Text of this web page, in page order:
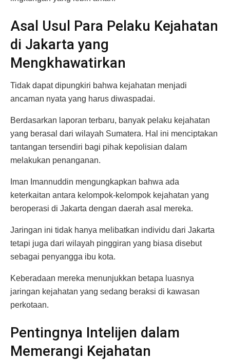
Asal Usul Para Pelaku Kejahatan
di Jakarta yang
Mengkhawatirkan
Tidak dapat dipungkiri bahwa kejahatan menjadi
ancaman nyata yang harus diwaspadai.
Berdasarkan laporan terbaru, banyak pelaku kejahatan
yang berasal dari wilayah Sumatera. Hal ini menciptakan
tantangan tersendiri bagi pihak kepolisian dalam
melakukan penanganan.
Iman Imannuddin mengungkapkan bahwa ada
keterkaitan antara kelompok-kelompok kejahatan yang
beroperasi di Jakarta dengan daerah asal mereka.
Jaringan ini tidak hanya melibatkan individu dari Jakarta
tetapi juga dari wilayah pinggiran yang biasa disebut
sebagai penyangga ibu kota.
Keberadaan mereka menunjukkan betapa luasnya
jaringan kejahatan yang sedang beraksi di kawasan
perkotaan.
Pentingnya Intelijen dalam
Memerangi Kejahatan